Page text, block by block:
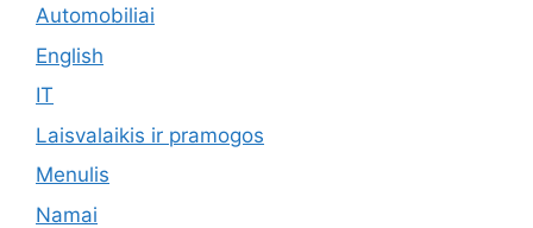
Automobiliai
English
IT
Laisvalaikis ir pramogos
Menulis
Namai